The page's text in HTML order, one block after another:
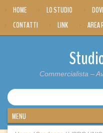
HOME LO STUDIO
CONTATTI
LINK AREA
Commercialista –